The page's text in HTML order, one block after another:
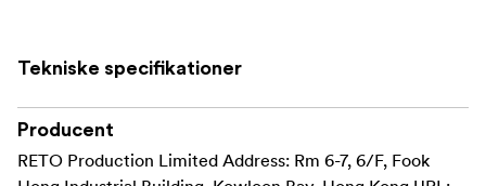
Tekniske specifikationer
Producent
RETO Production Limited Address: Rm 6-7, 6/F, Fook